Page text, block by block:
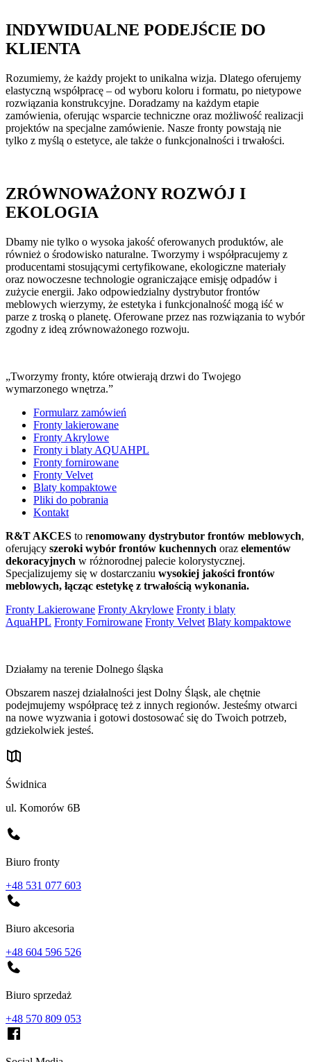
INDYWIDUALNE PODEJŚCIE DO
KLIENTA
Rozumiemy, że każdy projekt to unikalna wizja. Dlatego oferujemy
elastyczną współpracę – od wyboru koloru i formatu, po nietypowe
rozwiązania konstrukcyjne. Doradzamy na każdym etapie
zamówienia, oferując wsparcie techniczne oraz możliwość realizacji
projektów na specjalne zamówienie. Nasze fronty powstają nie
tylko z myślą o estetyce, ale także o funkcjonalności i trwałości.
ZRÓWNOWAŻONY ROZWÓJ I
EKOLOGIA
Dbamy nie tylko o wysoka jakość oferowanych produktów, ale
również o środowisko naturalne. Tworzymy i współpracujemy z
producentami stosującymi certyfikowane, ekologiczne materiały
oraz nowoczesne technologie ograniczające emisję odpadów i
zużycie energii. Jako odpowiedzialny dystrybutor frontów
meblowych wierzymy, że estetyka i funkcjonalność mogą iść w
parze z troską o planetę. Oferowane przez nas rozwiązania to wybór
zgodny z ideą zrównoważonego rozwoju.
„Tworzymy fronty, które otwierają drzwi do Twojego
wymarzonego wnętrza.”
Formularz zamówień
Fronty lakierowane
Fronty Akrylowe
Fronty i blaty AQUAHPL
Fronty fornirowane
Fronty Velvet
Blaty kompaktowe
Pliki do pobrania
Kontakt
R&T AKCES to renomowany dystrybutor frontów meblowych,
oferujący szeroki wybór frontów kuchennych oraz elementów
dekoracyjnych w różnorodnej palecie kolorystycznej.
Specjalizujemy się w dostarczaniu wysokiej jakości frontów
meblowych, łącząc estetykę z trwałością wykonania.
Fronty Lakierowane Fronty Akrylowe Fronty i blaty
AquaHPL Fronty Fornirowane Fronty Velvet Blaty kompaktowe
Działamy na terenie Dolnego śląska
Obszarem naszej działalności jest Dolny Śląsk, ale chętnie
podejmujemy współpracę też z innych regionów. Jesteśmy otwarci
na nowe wyzwania i gotowi dostosować się do Twoich potrzeb,
gdziekolwiek jesteś.
Świdnica
ul. Komorów 6B
Biuro fronty
+48 531 077 603
Biuro akcesoria
+48 604 596 526
Biuro sprzedaż
+48 570 809 053